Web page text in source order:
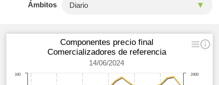
Ámbitos
Componentes precio final
Comercializadores de referencia
14/06/2024
2400
160